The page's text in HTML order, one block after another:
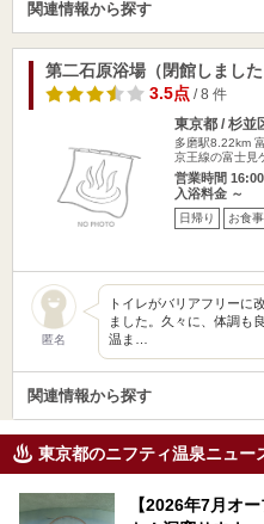
関連情報から探す
第二石原浴場（閉館しました
3.5点/ 8 件
東京都 / 杉並
多磨駅8.22km
京王線の富士見
営業時間
入浴料金 ～
日帰り お食
匿名
トイレがバリアフリーに
ました。久々に、体調も
温ま…
関連情報から探す
東京都のニフティ温泉ニュー
【2026年7月オ